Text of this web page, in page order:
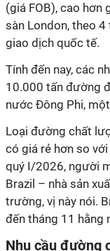
(giá FOB), cao hơn
sàn London, theo
giao dịch quốc tế.
Tính đến nay, các
10.000 tấn đường
nước Đông Phi,
Loại đường chất
có giá rẻ hơn so
quý I/2026, người
Brazil – nhà sản
trường, vị này nói.
đến tháng 11 hằng
Nhu cầu đường